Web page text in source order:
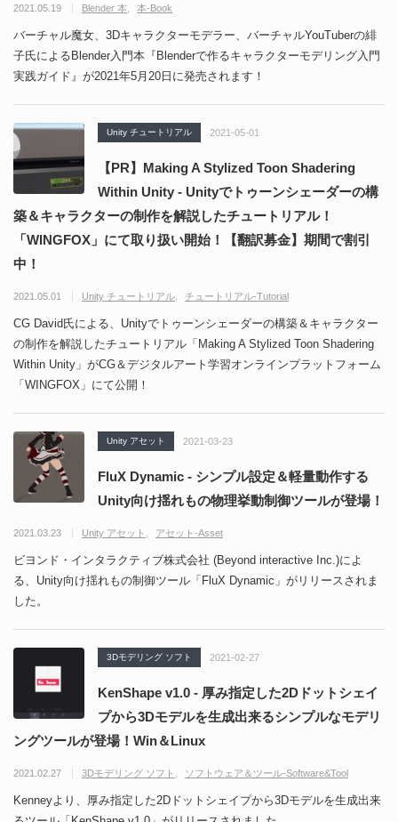
2021.05.19 Blender 本 本-Book
バーチャル魔女、3Dキャラクターモデラー、バーチャルYouTuberの緋
子氏によるBlender入門本『Blenderで作るキャラクターモデリング入門
実践ガイド』が2021年5月20日に発売されます！
Unity チュートリアル 2021-05-01
【PR】Making A Stylized Toon Shadering
Within Unity - Unityでトゥーンシェーダーの構
築＆キャラクターの制作を解説したチュートリアル！
「WINGFOX」にて取り扱い開始！【翻訳募金】期間で割引
中！
2021.05.01 Unity チュートリアル チュートリアル-Tutorial
CG David氏による、Unityでトゥーンシェーダーの構築＆キャラクター
の制作を解説したチュートリアル「Making A Stylized Toon Shadering
Within Unity」がCG＆デジタルアート学習オンラインプラットフォーム
「WINGFOX」にて公開！
Unity アセット 2021-03-23
FluX Dynamic - シンプル設定＆軽量動作する
Unity向け揺れもの物理挙動制御ツールが登場！
2021.03.23 Unity アセット アセット-Asset
ビヨンド・インタラクティブ株式会社 (Beyond interactive Inc.)によ
る、Unity向け揺れもの制御ツール「FluX Dynamic」がリリースされま
した。
3Dモデリング ソフト 2021-02-27
KenShape v1.0 - 厚み指定した2Dドットシェイ
プから3Dモデルを生成出来るシンプルなモデリ
ングツールが登場！Win＆Linux
2021.02.27 3Dモデリング ソフト ソフトウェア＆ツール-Software&Tool
Kenneyより、厚み指定した2Dドットシェイプから3Dモデルを生成出来